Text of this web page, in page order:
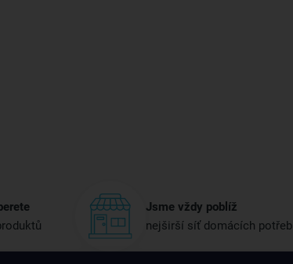
Jsme vždy poblíž
nejširší síť domácích potřeb